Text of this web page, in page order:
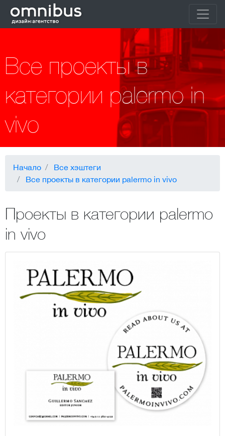
Все проекты в
категории palermo in
vivo
Начало
Все хэштеги
Все проекты в категории palermo in vivo
Проекты в категории palermo
in vivo